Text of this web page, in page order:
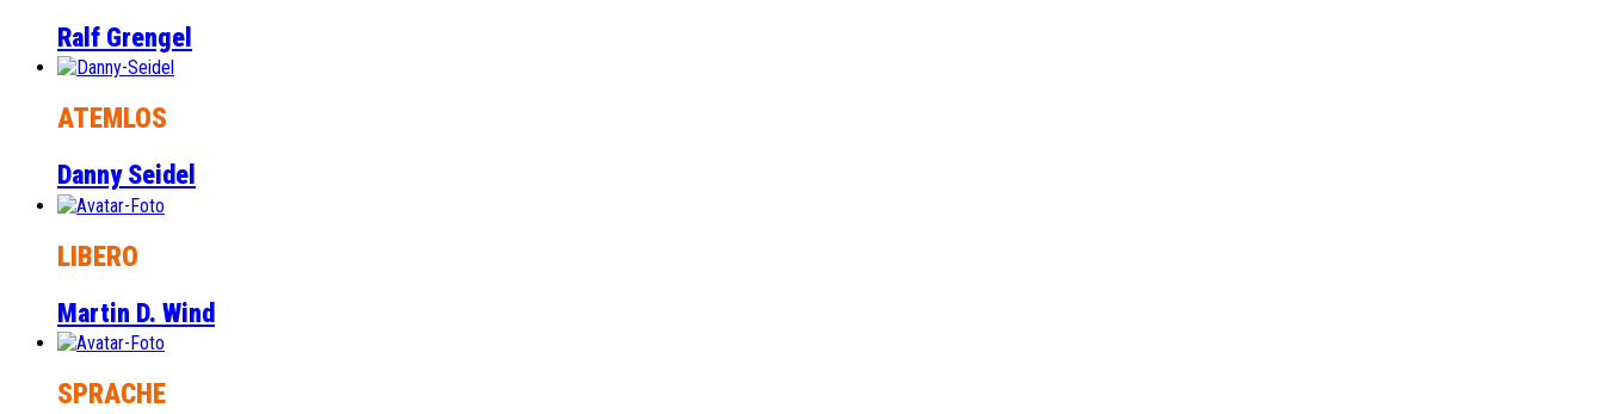
Ralf Grengel
ATEMLOS
Danny Seidel
LIBERO
Martin D. Wind
SPRACHE